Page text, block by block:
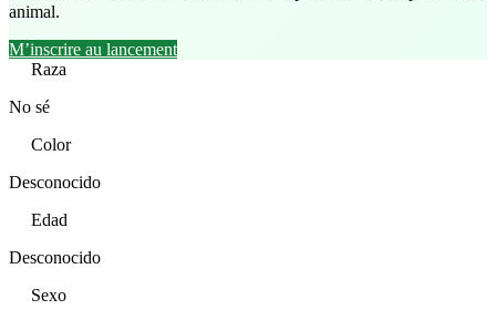
animal.
M’inscrire au lancement
Raza
No sé
Color
Desconocido
Edad
Desconocido
Sexo